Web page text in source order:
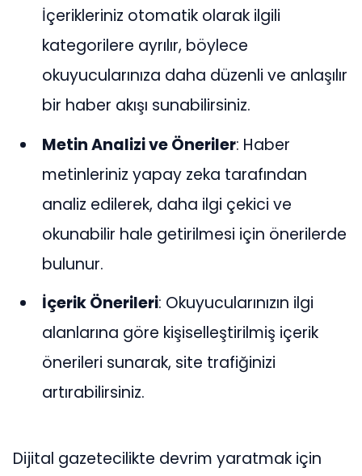
İçerikleriniz otomatik olarak ilgili
kategorilere ayrılır, böylece
okuyucularınıza daha düzenli ve anlaşılır
bir haber akışı sunabilirsiniz.
Metin Analizi ve Öneriler: Haber
metinleriniz yapay zeka tarafından
analiz edilerek, daha ilgi çekici ve
okunabilir hale getirilmesi için önerilerde
bulunur.
İçerik Önerileri: Okuyucularınızın ilgi
alanlarına göre kişiselleştirilmiş içerik
önerileri sunarak, site trafiğinizi
artırabilirsiniz.
Dijital gazetecilikte devrim yaratmak için